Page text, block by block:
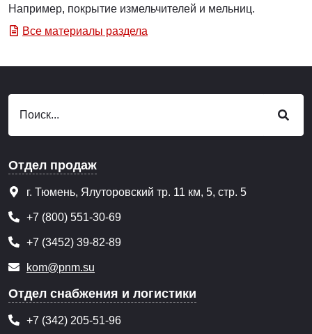
Например, покрытие измельчителей и мельниц.
Все материалы раздела
Отдел продаж
г. Тюмень, Ялуторовский тр. 11 км, 5, стр. 5
+7 (800) 551-30-69
+7 (3452) 39-82-89
kom@pnm.su
Отдел снабжения и логистики
+7 (342) 205-51-96